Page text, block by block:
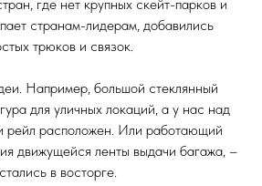
где нет крупных скейт-парков и
странам-лидерам, добавились
трюков и связок.
Например, большой стеклянный
для уличных локаций, а у нас над
рейл расположен. Или работающий
движущейся ленты выдачи багажа, –
в восторге.